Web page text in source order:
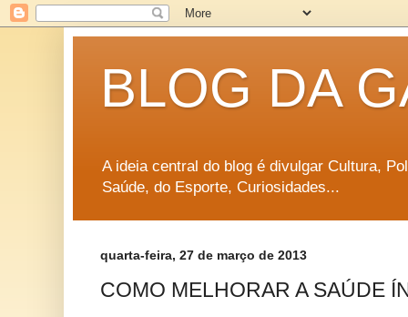
BLOG DA
A ideia central do blog é divulgar Cultura,
Saúde, do Esporte, Curiosidades...
quarta-feira, 27 de março de 2013
COMO MELHORAR A SAÚDE